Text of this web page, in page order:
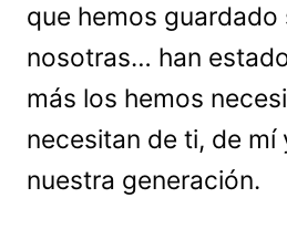
que hemos guardado
nosotras… han
más los hemos
necesitan de ti, de mí
nuestra generación.